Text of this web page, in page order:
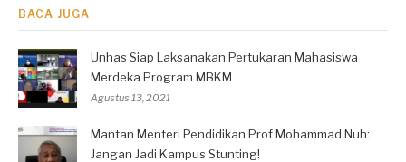
BACA JUGA
Unhas Siap Laksanakan Pertukaran Mahasiswa
Merdeka Program MBKM
Agustus 13, 2021
Mantan Menteri Pendidikan Prof Mohammad Nuh:
Jangan Jadi Kampus Stunting!